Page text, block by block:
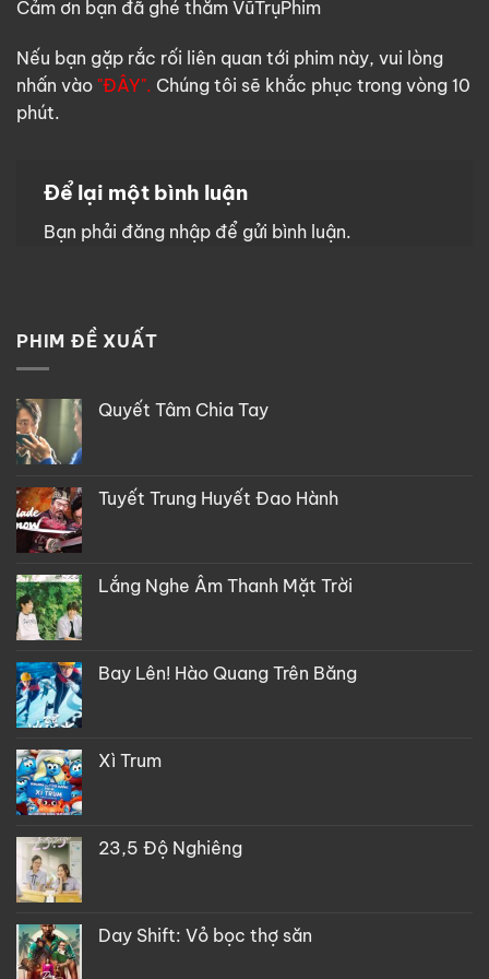
Cảm ơn bạn đã ghé thăm VũTrụPhim
Nếu bạn gặp rắc rối liên quan tới phim này, vui lòng
nhấn vào "ĐÂY". Chúng tôi sẽ khắc phục trong vòng 10
phút.
Để lại một bình luận
Bạn phải đăng nhập để gửi bình luận.
PHIM ĐỀ XUẤT
Quyết Tâm Chia Tay
Tuyết Trung Huyết Đao Hành
Lắng Nghe Âm Thanh Mặt Trời
Bay Lên! Hào Quang Trên Băng
Xì Trum
23,5 Độ Nghiêng
Day Shift: Vỏ bọc thợ săn